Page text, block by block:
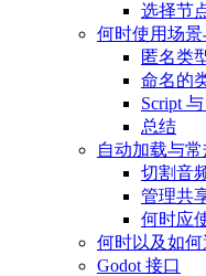
选择节
何时使用场
匿名类
命名的
Script
总结
自动加载与
切割音
管理共
何时应
何时以及如
Godot 接口